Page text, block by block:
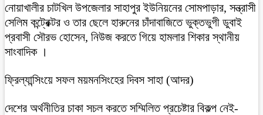
নোয়াখালীর চাটখিল উপজেলার সাহাপুর ইউনিয়নের সোমপাড়ার, সন্ত্রাসী
সেলিম কন্ট্রেক্টর ও তার ছেলে হারুনের চাঁদাবাজিতে ভুক্তভুগী ডুবাই
প্রবাসী সৌরভ হোসেন, নিউজ করতে গিয়ে হামলার শিকার স্থানীয়
সাংবাদিক ।
ফ্রিল্যান্সিংয়ে সফল ময়মনসিংহের দিবস সাহা (আদর)
দেশের অর্থনীতির চাকা সচল করতে সম্মিলিত প্রচেষ্টার বিকল্প নেই-